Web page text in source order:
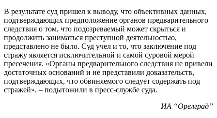
В результате суд пришел к выводу, что объективных данных,
подтверждающих предположение органов предварительного
следствия о том, что подозреваемый может скрыться и
продолжить заниматься преступной деятельностью,
представлено не было. Суд учел и то, что заключение под
стражу является исключительной и самой суровой мерой
пресечения. «Органы предварительного следствия не привели
достаточных оснований и не представили доказательств,
подтверждающих, что обвиняемого следует содержать под
стражей», – подытожили в пресс-службе суда.
ИА “Орелград”